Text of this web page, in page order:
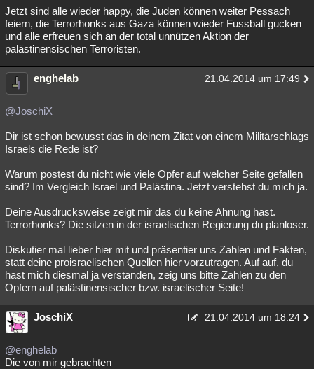
Jetzt sind alle wieder happy, die Juden können weiter Pessach
feiern, die Terrorhonks aus Gaza können wieder Fussball gucken
und alle erfreuen sich an der total unnützen Aktion der
palästinensischen Terroristen.
enghelab 21.04.2014 um 17:49
@JoschiX
Dir ist schon bewusst das in deinem Zitat von einem Militärschlags
Israels die Rede ist?
Warum postest du nicht wie viele Opfer auf welcher Seite gefallen
sind? Im Vergleich Israel und Palästina. Jetzt verstehst du mich ja.
Deine Ausdrucksweise zeigt mir das du keine Ahnung hast.
Terrorhonks? Die sitzen in der israelischen Regierung du planloser.
Diskutier mal lieber hier mit und präsentier uns Zahlen und Fakten,
statt deine proisraelischen Quellen hier vorzutragen. Auf auf, du
hast mich diesmal ja verstanden, zeig uns bitte Zahlen zu den
Opfern auf palästinensischer bzw. israelischer Seite!
JoschiX 21.04.2014 um 18:24
@enghelab
Die von mir gebrachten